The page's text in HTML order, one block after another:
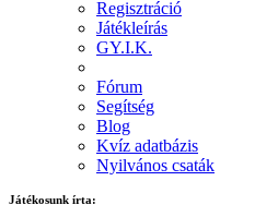
Regisztráció
Játékleírás
GY.I.K.
Fórum
Segítség
Blog
Kvíz adatbázis
Nyilvános csaták
Játékosunk írta: